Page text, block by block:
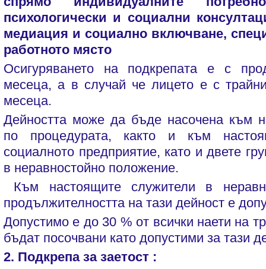
психологически и социални
медиация и социално включване,
работното място
Осигуряването на подкрепата е с
месеца, а в случай че лицето е с
месеца.
Дейността може да бъде насочена към
по процедурата, както и към
социалното предприятие, като и двете
в неравностойно положение.
Към настоящите служители в
продължителността на тази дейност е
Допустимо е до 30 % от всички наети на
бъдат посочвани като допустими за тази
2. Подкрепа за заетост :